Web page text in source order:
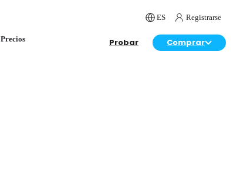
ES Registrarse
Precios Probar Comprar